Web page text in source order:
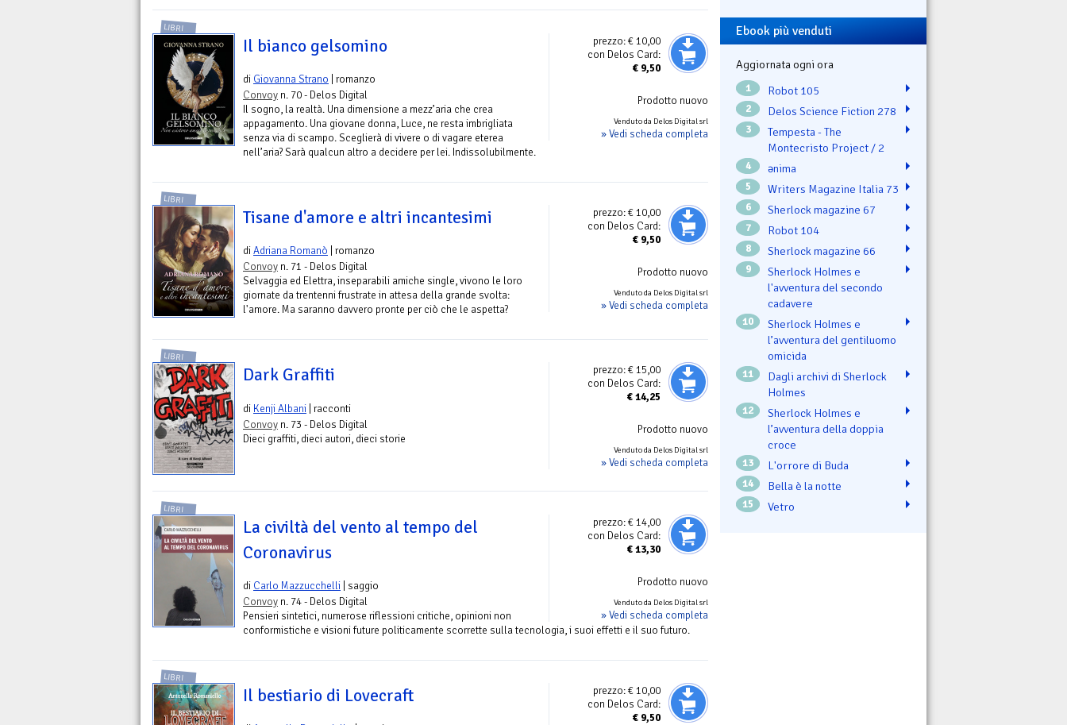
prezzo:€ 10,00
con Delos Card:
€ 9,50
Prodotto nuovo
Venduto da Delos Digital srl
» Vedi scheda completa
LIBRI
Il bianco gelsomino
di Giovanna Strano | romanzo
Convoy n. 70 - Delos Digital
Il sogno, la realtà. Una dimensione a mezz’aria che crea
appagamento. Una giovane donna, Luce, ne resta imbrigliata
senza via di scampo. Sceglierà di vivere o di vagare eterea
nell’aria? Sarà qualcun altro a decidere per lei. Indissolubilmente.
prezzo:€ 10,00
con Delos Card:
€ 9,50
Prodotto nuovo
Venduto da Delos Digital srl
» Vedi scheda completa
LIBRI
Tisane d'amore e altri incantesimi
diAdriana Romanò | romanzo
Convoy n. 71 - Delos Digital
Selvaggia ed Elettra, inseparabili amiche single, vivono le loro
giornate da trentenni frustrate in attesa della grande svolta:
l'amore. Ma saranno davvero pronte per ciò che le aspetta?
prezzo:€ 15,00
con Delos Card:
€14,25
Prodotto nuovo
Venduto da Delos Digital srl
» Vedi scheda completa
LIBRI
Dark Graffiti
di Kenji Albani | racconti
Convoy n. 73 - Delos Digital
Dieci graffiti, dieci autori, dieci storie
prezzo:€ 14,00
con Delos Card:
€13,30
Prodotto nuovo
Venduto da Delos Digital srl
» Vedi scheda completa
LIBRI
La civiltà del vento al tempo del
Coronavirus
di Carlo Mazzucchelli | saggio
Convoy n. 74 - Delos Digital
Pensieri sintetici, numerose riflessioni critiche, opinioni non
conformistiche e visioni future politicamente scorrette sulla tecnologia, i suoi effetti e il suo futuro.
prezzo:€ 10,00
con Delos Card:
€ 9,50
LIBRI
Il bestiario di Lovecraft
Ebook più venduti
Aggiornata ogni ora
1 Robot 105
2 Delos Science Fiction 278
3
Tempesta - The
Montecristo Project / 2
4 ənima
5 Writers Magazine Italia 73
6 Sherlock magazine 67
7 Robot 104
8 Sherlock magazine 66
9
Sherlock Holmes e
l'avventura del secondo
cadavere
10
Sherlock Holmes e
l’avventura del gentiluomo
omicida
11
Dagli archivi di Sherlock
Holmes
12
Sherlock Holmes e
l’avventura della doppia
croce
13 L'orrore di Buda
14 Bella è la notte
15 Vetro